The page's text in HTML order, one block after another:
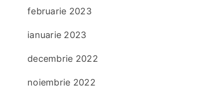
februarie 2023
ianuarie 2023
decembrie 2022
noiembrie 2022